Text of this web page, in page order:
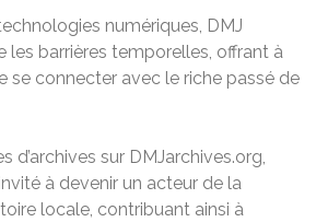
numériques, DMJ
les barrières temporelles, offrant à
se connecter avec le riche passé de
d’archives sur DMJarchives.org,
à devenir un acteur de la
locale, contribuant ainsi à